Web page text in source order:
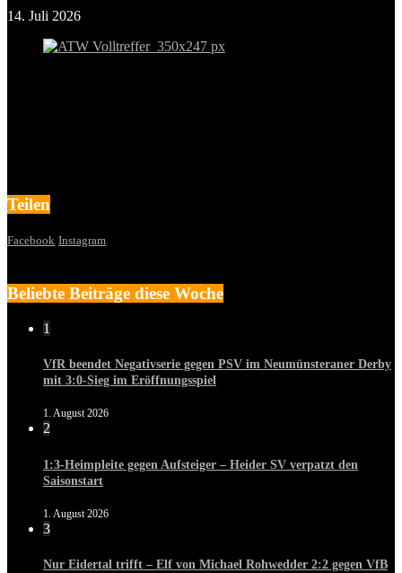
14. Juli 2026
Teilen
Facebook Instagram
Beliebte Beiträge diese Woche
1
VfR beendet Negativserie gegen PSV im Neumünsteraner Derby
mit 3:0-Sieg im Eröffnungsspiel
1. August 2026
2
1:3-Heimpleite gegen Aufsteiger – Heider SV verpatzt den
Saisonstart
1. August 2026
3
Nur Eidertal trifft – Elf von Michael Rohwedder 2:2 gegen VfB